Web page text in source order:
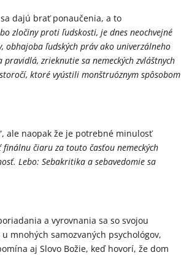
dajú brať ponaučenia, a to
zločiny proti ľudskosti, je dnes neochvejné
obhajoba ľudských práv ako univerzálneho
zrieknutie sa nemeckých zvláštnych
ktoré vyústili monštruóznym spôsobom
ale naopak že je potrebné minulosť
finálnu čiaru za touto časťou nemeckých
Lebo: Sebakritika a sebavedomie sa
a vyrovnania sa so svojou
mnohých samozvaných psychológov,
aj Slovo Božie, keď hovorí, že dom